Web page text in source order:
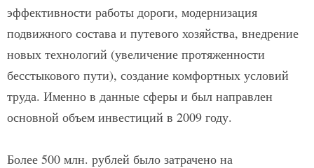
эффективности работы дороги, модернизация
подвижного состава и путевого хозяйства, внедрение
новых технологий (увеличение протяженности
бесстыкового пути), создание комфортных условий
труда. Именно в данные сферы и был направлен
основной объем инвестиций в 2009 году.
Более 500 млн. рублей было затрачено на